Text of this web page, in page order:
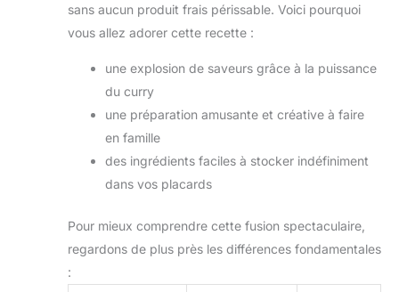
sans aucun produit frais périssable. Voici pourquoi
vous allez adorer cette recette :
une explosion de saveurs grâce à la puissance
du curry
une préparation amusante et créative à faire
en famille
des ingrédients faciles à stocker indéfiniment
dans vos placards
Pour mieux comprendre cette fusion spectaculaire,
regardons de plus près les différences fondamentales
: